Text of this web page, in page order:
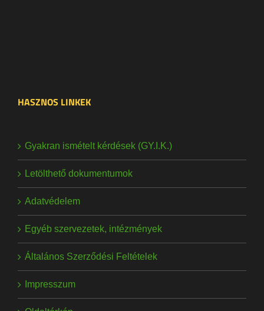
HASZNOS LINKEK
Gyakran ismételt kérdések (GY.I.K.)
Letölthető dokumentumok
Adatvédelem
Egyéb szervezetek, intézmények
Általános Szerződési Feltételek
Impresszum